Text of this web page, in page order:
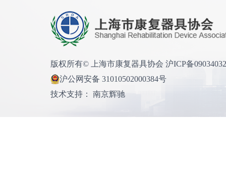
版权所有© 上海市康复器具协会 沪ICP备
沪公网安备 31010502000384号
技术支持： 南京辉驰